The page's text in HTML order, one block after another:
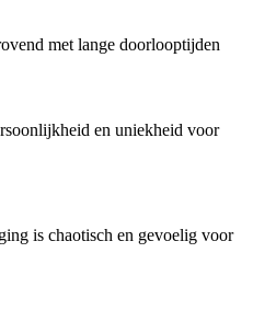
met lange doorlooptijden
en uniekheid voor
is chaotisch en gevoelig voor